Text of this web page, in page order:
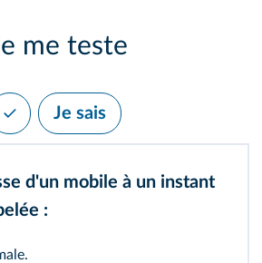
me teste
Je sais
d'un mobile à un instant
: